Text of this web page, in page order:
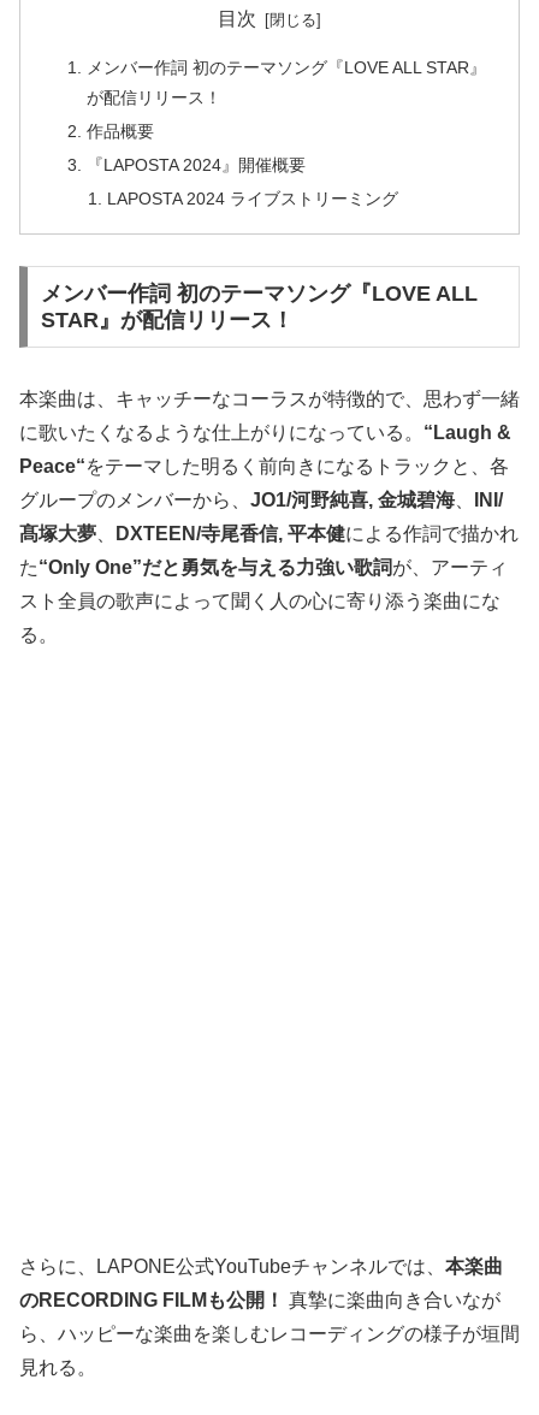
目次
メンバー作詞 初のテーマソング『LOVE ALL STAR』
が配信リリース！
作品概要
『LAPOSTA 2024』開催概要
LAPOSTA 2024 ライブストリーミング
メンバー作詞 初のテーマソング『LOVE ALL
STAR』が配信リリース！
本楽曲は、キャッチーなコーラスが特徴的で、思わず一緒
に歌いたくなるような仕上がりになっている。 “Laugh &
Peace“をテーマした明るく前向きになるトラックと、各
グループのメンバーから、 JO1/河野純喜, 金城碧海
INI/
髙塚大夢
DXTEEN/寺尾香信, 平本健による作詞で描かれ
た“Only One”だと勇気を与える力強い歌詞が、アーティ
スト全員の歌声によって聞く人の心に寄り添う楽曲にな
る。
さらに、LAPONE公式YouTubeチャンネルでは、 本楽曲
のRECORDING FILMも公開！ 真摯に楽曲向き合いなが
ら、ハッピーな楽曲を楽しむレコーディングの様子が垣間
見れる。